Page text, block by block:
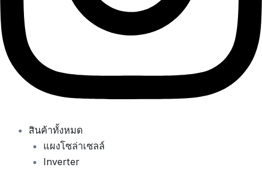
สินค้าทั้งหมด
แผงโซล่าเซลล์
Inverter